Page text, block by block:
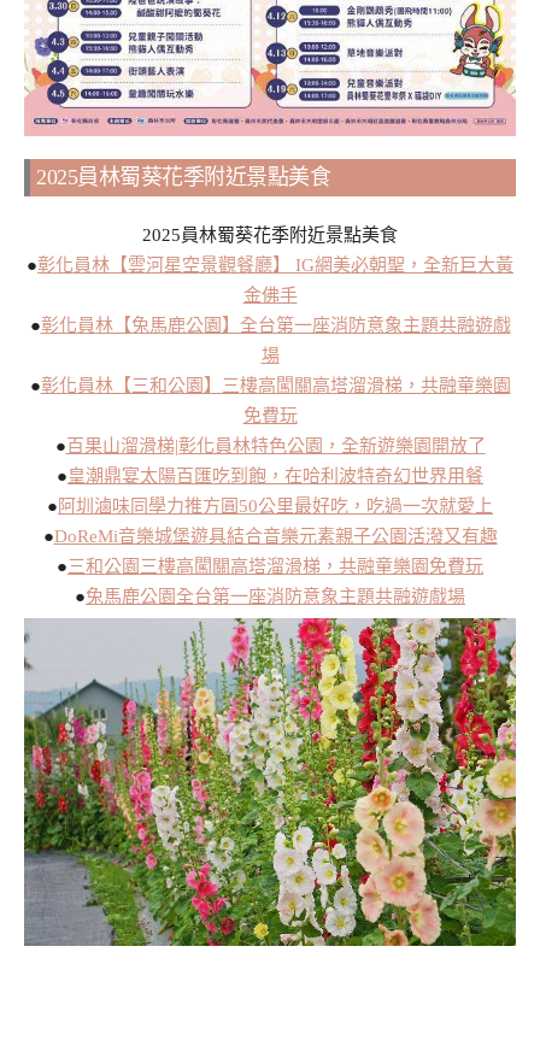
2025員林蜀葵花季附近景點美食
2025員林蜀葵花季附近景點美食
●彰化員林【雲河星空景觀餐廳】 IG網美必朝聖，全新巨大黃
金佛手
●彰化員林【兔馬鹿公園】全台第一座消防意象主題共融遊戲
場
●彰化員林【三和公園】三樓高闖關高塔溜滑梯，共融童樂園
免費玩
●百果山溜滑梯|彰化員林特色公園，全新遊樂園開放了
●皇潮鼎宴太陽百匯吃到飽，在哈利波特奇幻世界用餐
● 阿圳滷味同學力推方圓50公里最好吃，吃過一次就愛上
●DoReMi音樂城堡遊具結合音樂元素親子公園活潑又有趣
●三和公園三樓高闖關高塔溜滑梯，共融童樂園免費玩
●兔馬鹿公園全台第一座消防意象主題共融遊戲場